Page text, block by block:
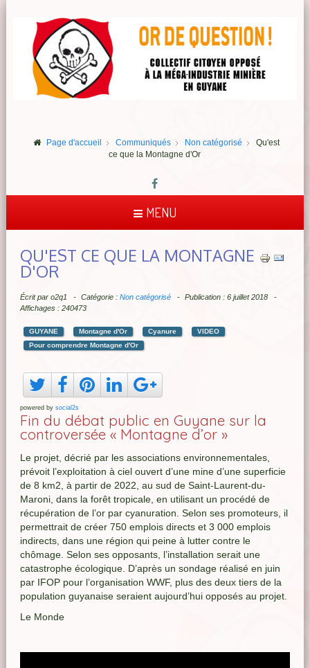
Page d'accueil Communiqués Non catégorisé
Qu'est
ce que la Montagne d'Or
MENU
QU'EST CE QUE LA MONTAGNE
D'OR
Écrit par o2q1 Catégorie : Non catégorisé
Publication : 6 juillet 2018
Affichages : 240473
GUYANE Montagne d'Or Cyanure
VIDEO
Pour comprendre Montagne d'Or
powered by social2s
Fin du débat public en Guyane sur la
controversée « Montagne d’or »
Le projet, décrié par les associations environnementales,
prévoit l’exploitation à ciel ouvert d’une mine d’une superficie
de 8 km2, à partir de 2022, au sud de Saint-Laurent-du-
Maroni, dans la forêt tropicale, en utilisant un procédé de
récupération de l’or par cyanuration. Selon ses promoteurs, il
permettrait de créer 750 emplois directs et 3 000 emplois
indirects, dans une région qui peine à lutter contre le
chômage. Selon ses opposants, l’installation serait une
catastrophe écologique. D’après un sondage réalisé en juin
par IFOP pour l’organisation WWF, plus des deux tiers de la
population guyanaise seraient aujourd’hui opposés au projet.
Le Monde